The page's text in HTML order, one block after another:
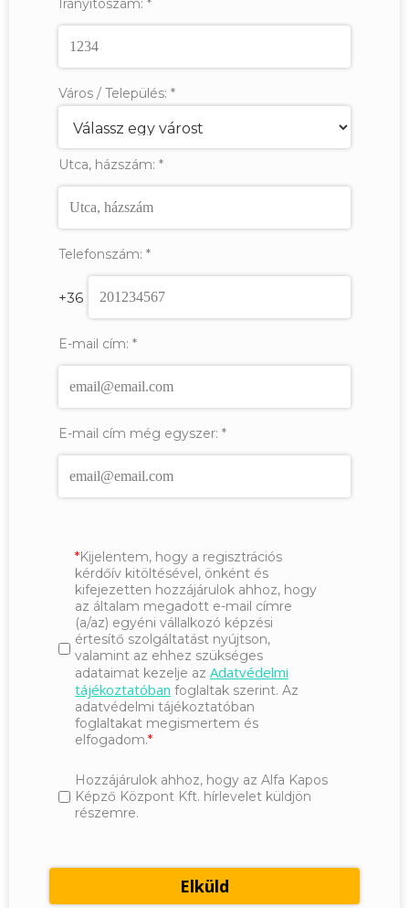
Irányítószám: *
Város / Település: *
Utca, házszám: *
Telefonszám: *
+36
E-mail cím: *
E-mail cím még egyszer: *
Kijelentem, hogy a regisztrációs
kérdőív kitöltésével, önként és
kifejezetten hozzájárulok ahhoz, hogy
az általam megadott e-mail címre
(a/az) egyéni vállalkozó képzési
értesítő szolgáltatást nyújtson,
valamint az ehhez szükséges
adataimat kezelje az Adatvédelmi
tájékoztatóban foglaltak szerint. Az
adatvédelmi tájékoztatóban
foglaltakat megismertem és
elfogadom.
Hozzájárulok ahhoz, hogy az Alfa Kapos
Képző Központ Kft. hírlevelet küldjön
részemre.